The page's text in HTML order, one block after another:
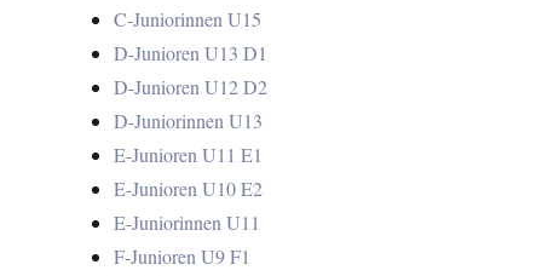
C-Juniorinnen U15
D-Junioren U13 D1
D-Junioren U12 D2
D-Juniorinnen U13
E-Junioren U11 E1
E-Junioren U10 E2
E-Juniorinnen U11
F-Junioren U9 F1